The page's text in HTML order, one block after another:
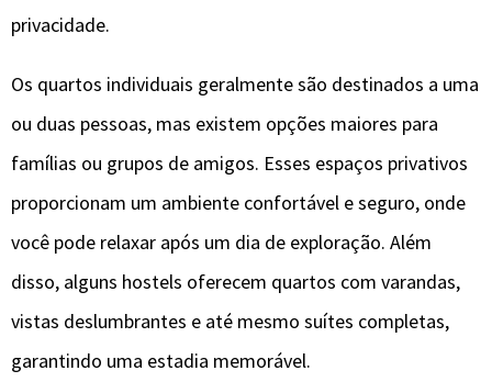
privacidade.
Os quartos individuais geralmente são destinados a uma
ou duas pessoas, mas existem opções maiores para
famílias ou grupos de amigos. Esses espaços privativos
proporcionam um ambiente confortável e seguro, onde
você pode relaxar após um dia de exploração. Além
disso, alguns hostels oferecem quartos com varandas,
vistas deslumbrantes e até mesmo suítes completas,
garantindo uma estadia memorável.